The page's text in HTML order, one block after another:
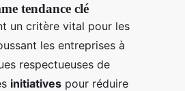
tendance clé
un critère vital pour les
les entreprises à
respectueuses de
initiatives pour réduire